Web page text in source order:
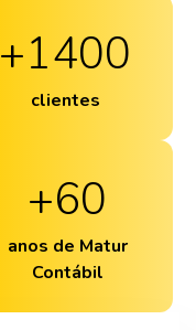
+1400
clientes
+60
anos de Matur
Contábil